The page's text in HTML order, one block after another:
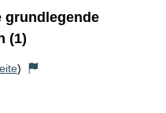
grundlegende
(1)
)